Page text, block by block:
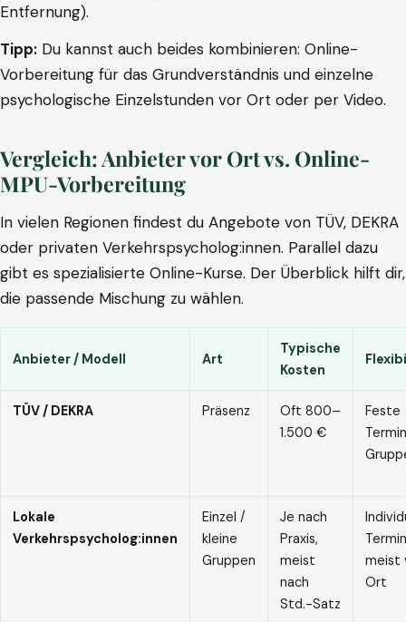
Entfernung).
Tipp: Du kannst auch beides kombinieren: Online-
Vorbereitung für das Grundverständnis und einzelne
psychologische Einzelstunden vor Ort oder per Video.
Vergleich: Anbieter vor Ort vs. Online-
MPU-Vorbereitung
In vielen Regionen findest du Angebote von TÜV, DEKRA
oder privaten Verkehrspsycholog:innen. Parallel dazu
gibt es spezialisierte Online-Kurse. Der Überblick hilft dir,
die passende Mischung zu wählen.
Anbieter / Modell Art
Typische
Kosten
TÜV / DEKRA Präsenz
Oft 800–
1.500 €
Feste
Lokale
Verkehrspsycholog:innen
Einzel /
kleine
Gruppen
Je nach
Praxis,
meist
nach
Std.-Satz
meist
Ort